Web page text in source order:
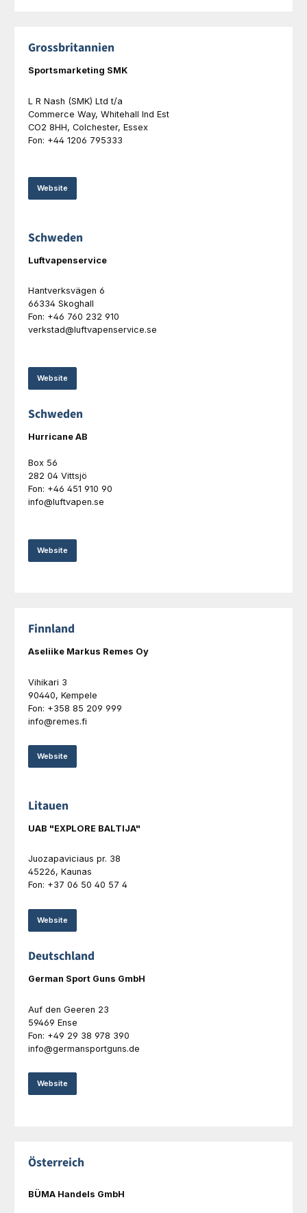
Grossbritannien
Sportsmarketing SMK
L R Nash (SMK) Ltd t/a
Commerce Way, Whitehall Ind Est
CO2 8HH, Colchester, Essex
Fon: +44 1206 795333
Website
Schweden
Luftvapenservice
Hantverksvägen 6
66334 Skoghall
Fon: +46 760 232 910
verkstad@luftvapenservice.se
Website
Schweden
Hurricane AB
Box 56
282 04 Vittsjö
Fon: +46 451 910 90
info@luftvapen.se
Website
Finnland
Aseliike Markus Remes Oy
Vihikari 3
90440, Kempele
Fon: +358 85 209 999
info@remes.fi
Website
Litauen
UAB "EXPLORE BALTIJA"
Juozapaviciaus pr. 38
45226, Kaunas
Fon: +37 06 50 40 57 4
Website
Deutschland
German Sport Guns GmbH
Auf den Geeren 23
59469 Ense
Fon: +49 29 38 978 390
info@germansportguns.de
Website
Österreich
BÜMA Handels GmbH